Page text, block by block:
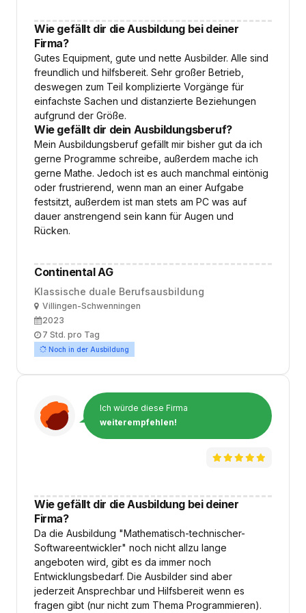
Wie gefällt dir die Ausbildung bei deiner
Firma?
Gutes Equipment, gute und nette Ausbilder. Alle sind
freundlich und hilfsbereit. Sehr großer Betrieb,
deswegen zum Teil komplizierte Vorgänge für
einfachste Sachen und distanzierte Beziehungen
aufgrund der Größe.
Wie gefällt dir dein Ausbildungsberuf?
Mein Ausbildungsberuf gefällt mir bisher gut da ich
gerne Programme schreibe, außerdem mache ich
gerne Mathe. Jedoch ist es auch manchmal eintönig
oder frustrierend, wenn man an einer Aufgabe
festsitzt, außerdem ist man stets am PC was auf
dauer anstrengend sein kann für Augen und
Rücken.
Continental AG
Klassische duale Berufsausbildung
OrtVillingen-Schwenningen
Ausbildungsbeginn
2023
Arbeitszeit
7 Std. pro Tag
Noch in der Ausbildung
Ich würde diese Firma
weiterempfehlen!
Wie gefällt dir die Ausbildung bei deiner
Firma?
Da die Ausbildung "Mathematisch-technischer-
Softwareentwickler" noch nicht allzu lange
angeboten wird, gibt es da immer noch
Entwicklungsbedarf. Die Ausbilder sind aber
jederzeit Ansprechbar und Hilfsbereit wenn es
fragen gibt (nur nicht zum Thema Programmieren).